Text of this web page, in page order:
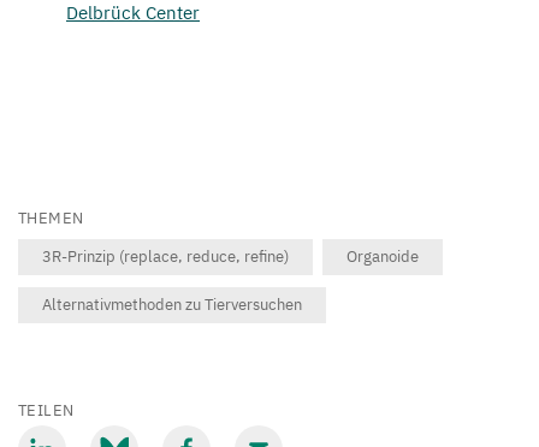
Delbrück Center
THEMEN
3R-Prinzip (replace, reduce, refine)
Organoide
Alternativmethoden zu Tierversuchen
TEILEN